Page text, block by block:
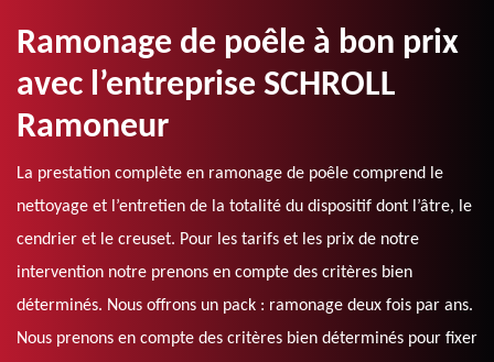
Ramonage de poêle à bon prix
avec l’entreprise SCHROLL
Ramoneur
La prestation complète en ramonage de poêle comprend le
nettoyage et l’entretien de la totalité du dispositif dont l’âtre, le
cendrier et le creuset. Pour les tarifs et les prix de notre
intervention notre prenons en compte des critères bien
déterminés. Nous offrons un pack : ramonage deux fois par ans.
Nous prenons en compte des critères bien déterminés pour fixer